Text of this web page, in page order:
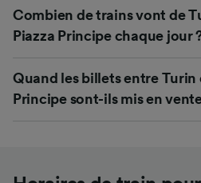
Combien de trains vont de
Piazza Principe chaque jour
Quand les billets entre Turin
Principe sont-ils mis en